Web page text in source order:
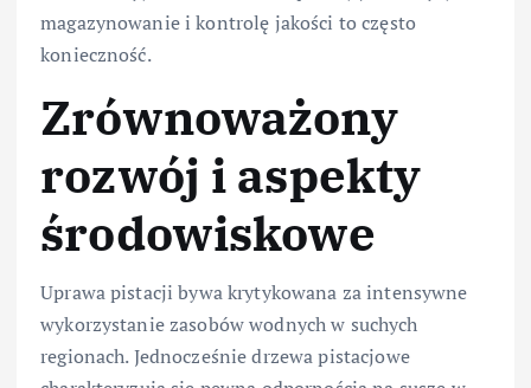
magazynowanie i kontrolę jakości to często
konieczność.
Zrównoważony
rozwój i aspekty
środowiskowe
Uprawa pistacji bywa krytykowana za intensywne
wykorzystanie zasobów wodnych w suchych
regionach. Jednocześnie drzewa pistacjowe